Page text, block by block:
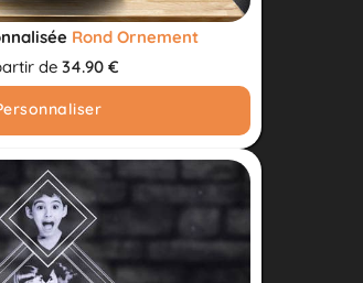
Rond Ornement
de 34.90 €